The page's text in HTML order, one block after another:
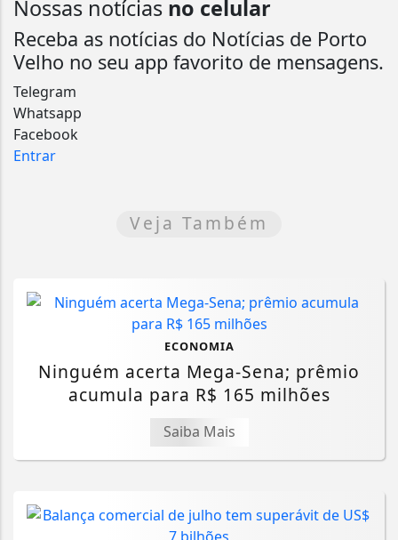
Nossas notícias no celular
Receba as notícias do Notícias de Porto
Velho no seu app favorito de mensagens.
Telegram
Whatsapp
Facebook
Entrar
Veja Também
ECONOMIA
Ninguém acerta Mega-Sena; prêmio
acumula para R$ 165 milhões
Saiba Mais